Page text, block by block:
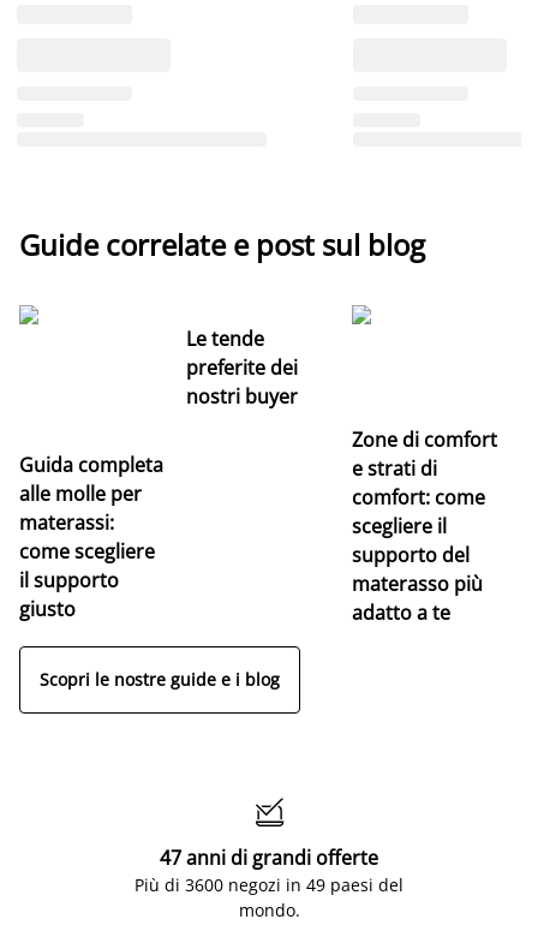
Guide correlate e post sul blog
Guida completa
alle molle per
materassi:
come scegliere
il supporto
giusto
Le tende
preferite dei
nostri buyer
Zone di comfort
e strati di
comfort: come
scegliere il
supporto del
materasso più
adatto a te
Scopri le nostre guide e i blog

47 anni di grandi offerte
Più di 3600 negozi in 49 paesi del
mondo.